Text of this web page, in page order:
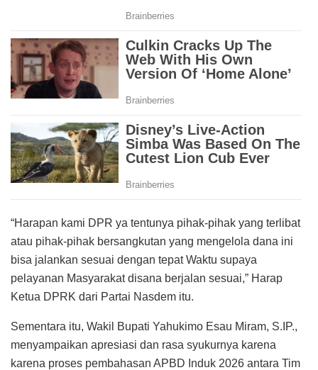
“Harapan kami DPR ya tentunya pihak-pihak yang terlibat
atau pihak-pihak bersangkutan yang mengelola dana ini
bisa jalankan sesuai dengan tepat Waktu supaya
pelayanan Masyarakat disana berjalan sesuai,” Harap
Ketua DPRK dari Partai Nasdem itu.
Sementara itu, Wakil Bupati Yahukimo Esau Miram, S.IP.,
menyampaikan apresiasi dan rasa syukurnya karena
karena proses pembahasan APBD Induk 2026 antara Tim